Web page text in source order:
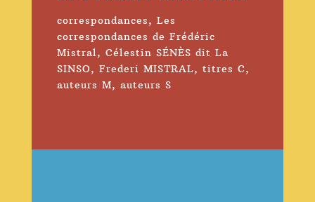
correspondances, Les
correspondances de Frédéric
Mistral, Célestin SÉNÈS dit La
SINSO, Frederi MISTRAL, titres C,
auteurs M, auteurs S